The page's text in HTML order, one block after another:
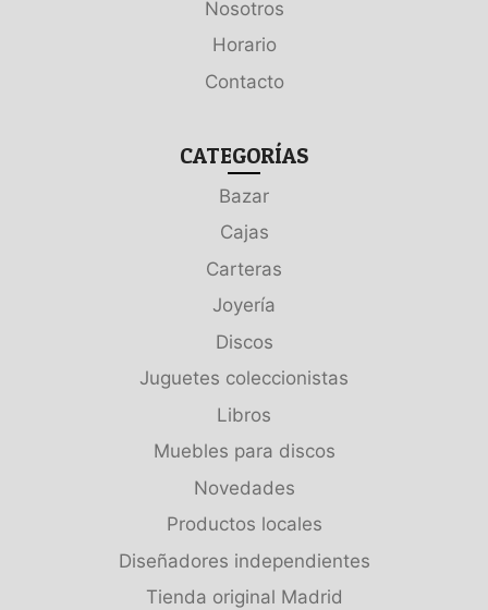
Nosotros
Horario
Contacto
CATEGORÍAS
Bazar
Cajas
Carteras
Joyería
Discos
Juguetes coleccionistas
Libros
Muebles para discos
Novedades
Productos locales
Diseñadores independientes
Tienda original Madrid